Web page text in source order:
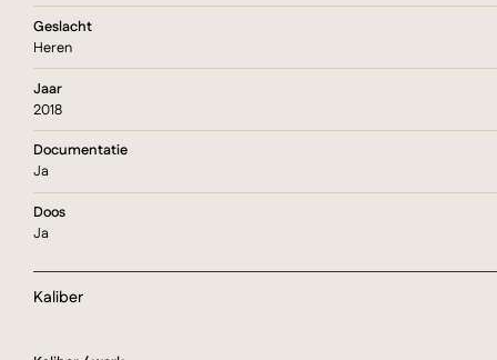
Geslacht
Heren
Jaar
2018
Documentatie
Ja
Doos
Ja
Kaliber